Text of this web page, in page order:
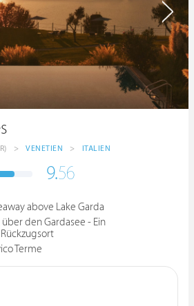
> VENETIEN > ITALIEN
9.56
above Lake Garda
über den Gardasee - Ein
Terme